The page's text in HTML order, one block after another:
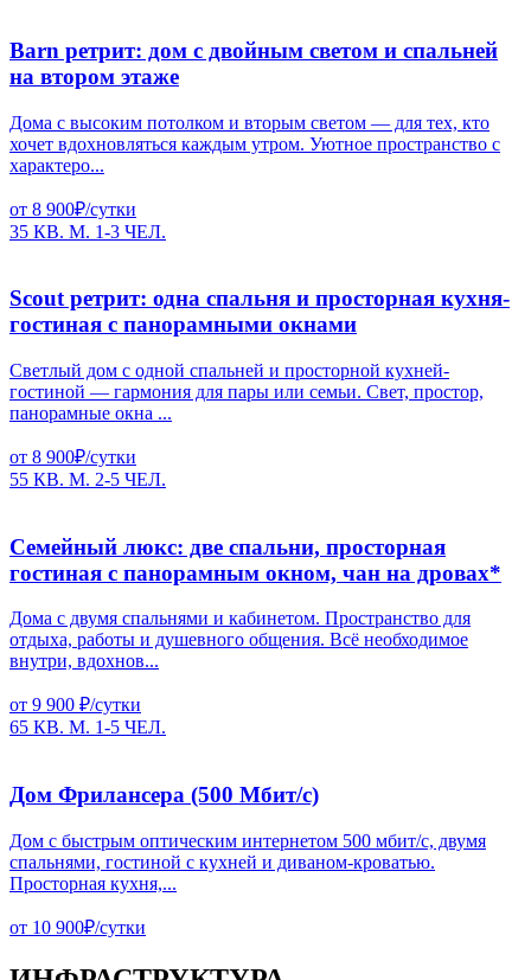
Barn ретрит: дом с двойным светом и спальней
на втором этаже
Дома с высоким потолком и вторым светом — для тех, кто
хочет вдохновляться каждым утром. Уютное пространство с
характеро...
от 8 900₽/сутки
35 КВ. М. 1-3 ЧЕЛ.
Scout ретрит: одна спальня и просторная кухня-
гостиная с панорамными окнами
Светлый дом с одной спальней и просторной кухней-
гостиной — гармония для пары или семьи. Свет, простор,
панорамные окна ...
от 8 900₽/сутки
55 КВ. М. 2-5 ЧЕЛ.
Семейный люкс: две спальни, просторная
гостиная с панорамным окном, чан на дровах*
Дома с двумя спальнями и кабинетом. Пространство для
отдыха, работы и душевного общения. Всё необходимое
внутри, вдохнов...
от 9 900 ₽/сутки
65 КВ. М. 1-5 ЧЕЛ.
Дом Фрилансера (500 Мбит/с)
Дом с быстрым оптическим интернетом 500 мбит/с, двумя
спальнями, гостиной с кухней и диваном-кроватью.
Просторная кухня,...
от 10 900₽/сутки